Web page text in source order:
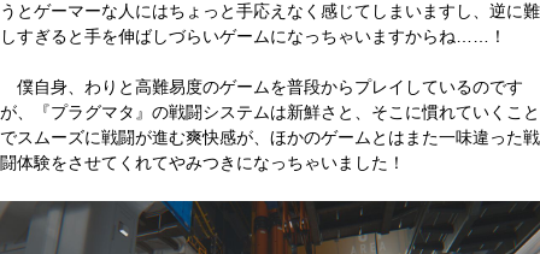
うとゲーマーな人にはちょっと手応えなく感じてしまいますし、逆に難
しすぎると手を伸ばしづらいゲームになっちゃいますからね……！
僕自身、わりと高難易度のゲームを普段からプレイしているのです
が、『プラグマタ』の戦闘システムは新鮮さと、そこに慣れていくこと
でスムーズに戦闘が進む爽快感が、ほかのゲームとはまた一味違った戦
闘体験をさせてくれてやみつきになっちゃいました！